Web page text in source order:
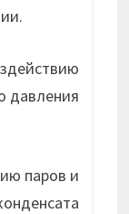
давления
паров и